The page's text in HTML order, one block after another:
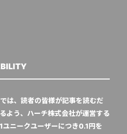
、読者の皆様が記事を読むだ
よう、ハーチ株式会社が運営する
ユニークユーザーにつき0.1円を